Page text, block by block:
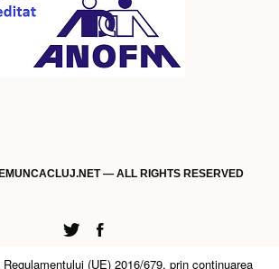
— ALL RIGHTS RESERVED
(UE) 2016/679, prin continuarea